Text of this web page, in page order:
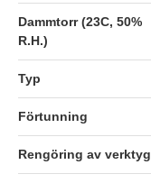
Dammtorr (23C, 50%
R.H.)
Typ
Förtunning
Rengöring av verktyg